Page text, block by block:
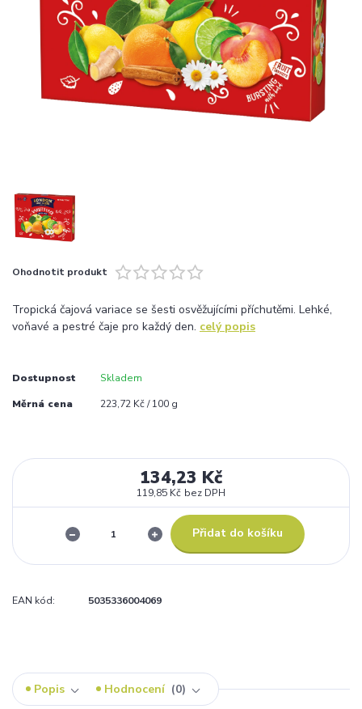
Ohodnotit produkt
Tropická čajová variace se šesti osvěžujícími příchutěmi. Lehké,
voňavé a pestré čaje pro každý den. celý popis
Dostupnost Skladem
Měrná cena 223,72 Kč / 100 g
134,23 Kč
119,85 Kč bez DPH
Přidat do košíku
EAN kód: 5035336004069
Popis Hodnocení 0